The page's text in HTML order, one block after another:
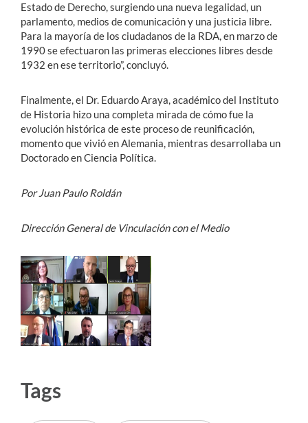
Estado de Derecho, surgiendo una nueva legalidad, un
parlamento, medios de comunicación y una justicia libre.
Para la mayoría de los ciudadanos de la RDA, en marzo de
1990 se efectuaron las primeras elecciones libres desde
1932 en ese territorio”, concluyó.
Finalmente, el Dr. Eduardo Araya, académico del Instituto
de Historia hizo una completa mirada de cómo fue la
evolución histórica de este proceso de reunificación,
momento que vivió en Alemania, mientras desarrollaba un
Doctorado en Ciencia Política.
Por Juan Paulo Roldán
Dirección General de Vinculación con el Medio
Tags